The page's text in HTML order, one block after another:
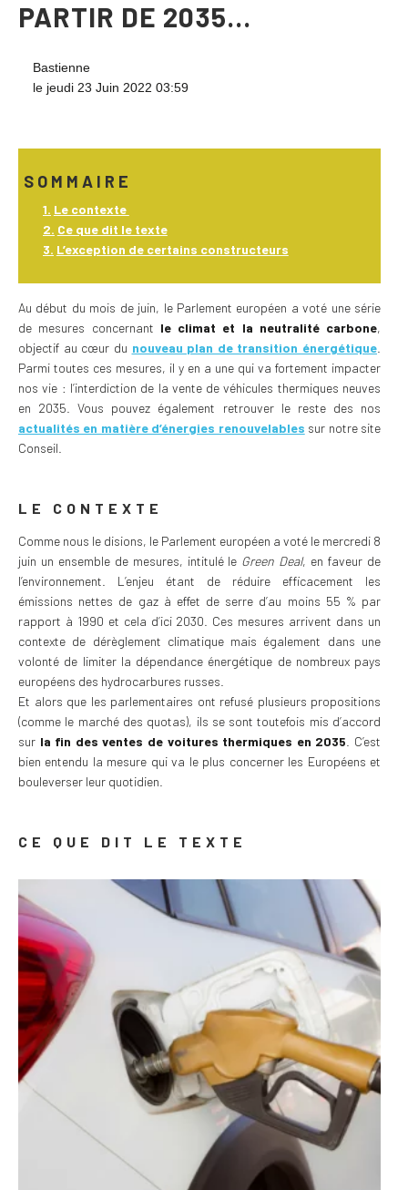
PARTIR DE 2035…
Bastienne
le jeudi 23 Juin 2022 03:59
SOMMAIRE
Le contexte
Ce que dit le texte
L’exception de certains constructeurs
Au début du mois de juin, le Parlement européen a voté une série
de mesures concernant le climat et la neutralité carbone,
objectif au cœur du nouveau plan de transition énergétique
Parmi toutes ces mesures, il y en a une qui va fortement impacter
nos vie : l’interdiction de la vente de véhicules thermiques neuves
en 2035.Vous pouvez également retrouver le reste des nos
actualités en matière d’énergies renouvelables sur notre site
Conseil.
LE CONTEXTE
Comme nous le disions, le Parlement européen a voté le mercredi 8
juin un ensemble de mesures, intitulé le Green Deal, en faveur de
l’environnement. L’enjeu étant de réduire efficacement les
émissions nettes de gaz à effet de serre d’au moins 55 % par
rapport à 1990 et cela d’ici 2030. Ces mesures arrivent dans un
contexte de dérèglement climatique mais également dans une
volonté de limiter la dépendance énergétique de nombreux pays
européens des hydrocarbures russes.
Et alors que les parlementaires ont refusé plusieurs propositions
(comme le marché des quotas), ils se sont toutefois mis d’accord
sur la fin des ventes de voitures thermiques en 2035 . C’est
bien entendu la mesure qui va le plus concerner les Européens et
bouleverser leur quotidien.
CE QUE DIT LE TEXTE